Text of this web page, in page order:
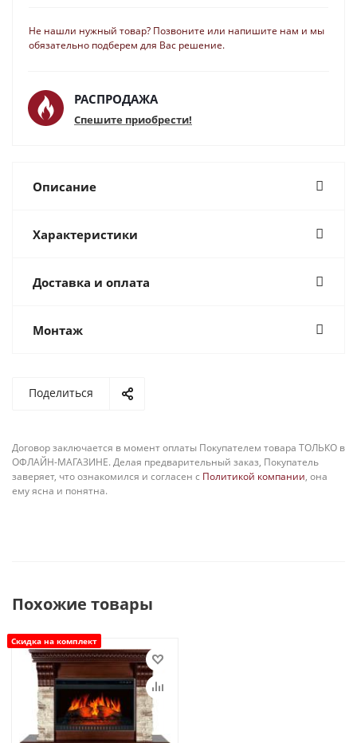
Не нашли нужный товар? Позвоните или напишите нам и мы
обязательно подберем для Вас решение.
РАСПРОДАЖА
Спешите приобрести!
Описание
Характеристики
Доставка и оплата
Монтаж
Поделиться
Договор заключается в момент оплаты Покупателем товара ТОЛЬКО в
ОФЛАЙН-МАГАЗИНЕ. Делая предварительный заказ, Покупатель
заверяет, что ознакомился и согласен с Политикой компании, она
ему ясна и понятна.
Похожие товары
Скидка на комплект